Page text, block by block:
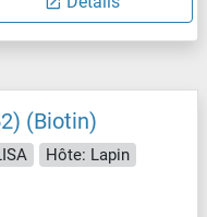
(Biotin)
Hôte: Lapin